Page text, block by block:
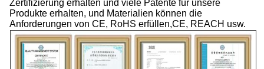
Zertifizierung erhalten und viele Patente für unsere
Produkte erhalten, und Materialien können die
Anforderungen von CE, RoHS erfüllen,CE, REACH usw.